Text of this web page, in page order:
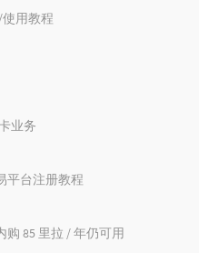
评
论
用教程
业务
平台注册教程
购 85 里拉 / 年仍可用